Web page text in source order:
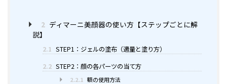
2 ディマーニ美顔器の使い方【ステップごとに解
説】
2.1 STEP1：ジェルの塗布（適量と塗り方）
2.2 STEP2：顔の各パーツの当て方
2.2.1 額の使用方法